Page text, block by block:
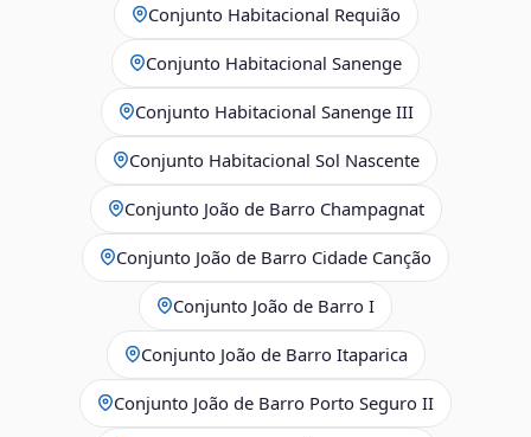
Conjunto Habitacional Requião
Conjunto Habitacional Sanenge
Conjunto Habitacional Sanenge III
Conjunto Habitacional Sol Nascente
Conjunto João de Barro Champagnat
Conjunto João de Barro Cidade Canção
Conjunto João de Barro I
Conjunto João de Barro Itaparica
Conjunto João de Barro Porto Seguro II